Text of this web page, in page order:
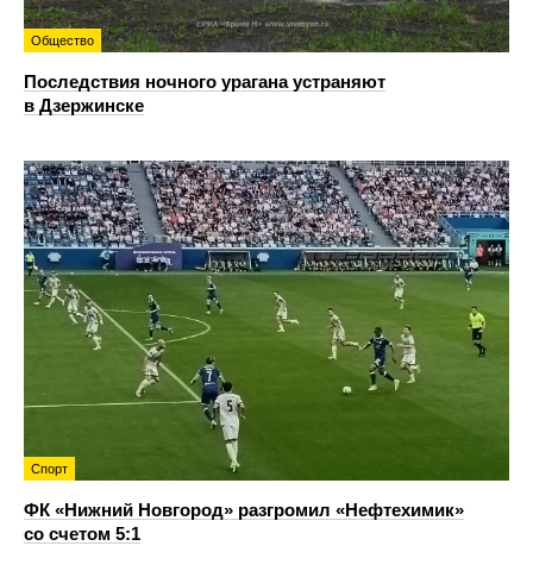
Общество
Последствия ночного урагана устраняют
в Дзержинске
Спорт
ФК «Нижний Новгород» разгромил «Нефтехимик»
со счетом 5:1